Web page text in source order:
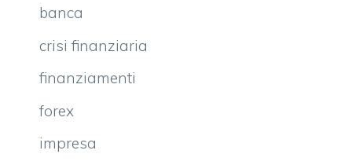
banca
crisi finanziaria
finanziamenti
forex
impresa